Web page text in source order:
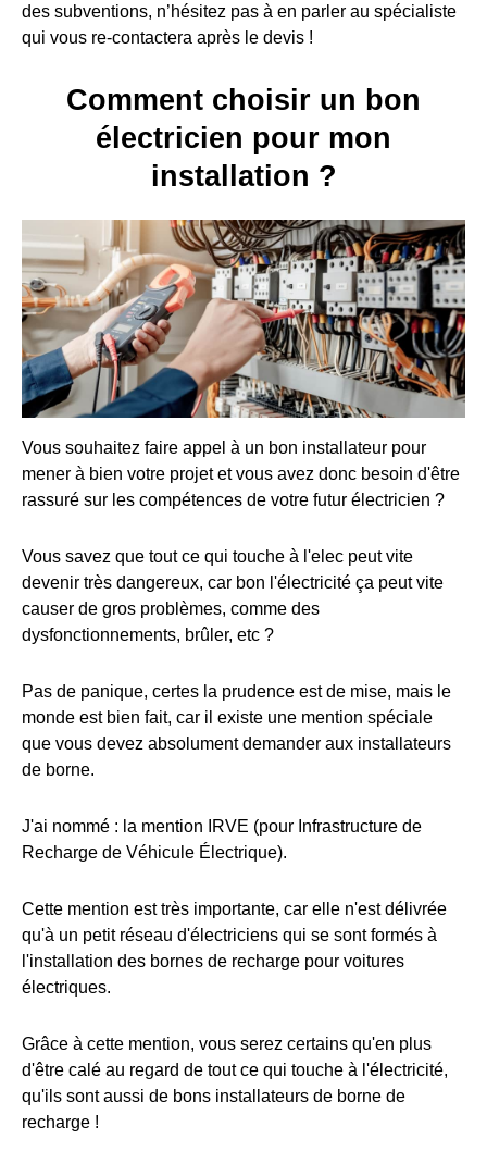
des subventions, n’hésitez pas à en parler au spécialiste
qui vous re-contactera après le devis !
Comment choisir un bon
électricien pour mon
installation ?
Vous souhaitez faire appel à un bon installateur pour
mener à bien votre projet et vous avez donc besoin d'être
rassuré sur les compétences de votre futur électricien ?
Vous savez que tout ce qui touche à l'elec peut vite
devenir très dangereux, car bon l'électricité ça peut vite
causer de gros problèmes, comme des
dysfonctionnements, brûler, etc ?
Pas de panique, certes la prudence est de mise, mais le
monde est bien fait, car il existe une mention spéciale
que vous devez absolument demander aux installateurs
de borne.
J'ai nommé : la mention IRVE (pour Infrastructure de
Recharge de Véhicule Électrique).
Cette mention est très importante, car elle n'est délivrée
qu'à un petit réseau d'électriciens qui se sont formés à
l'installation des bornes de recharge pour voitures
électriques.
Grâce à cette mention, vous serez certains qu'en plus
d'être calé au regard de tout ce qui touche à l'électricité,
qu'ils sont aussi de bons installateurs de borne de
recharge !